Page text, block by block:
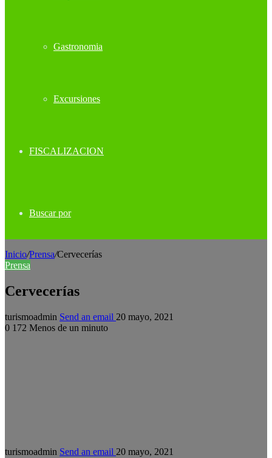
Gastronomia
Excursiones
FISCALIZACION
Buscar por
Inicio/Prensa/Cervecerías
Prensa
Cervecerías
turismoadmin Send an email 20 mayo, 2021
0 172 Menos de un minuto
turismoadmin Send an email 20 mayo, 2021